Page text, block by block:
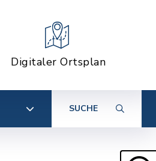
Digitaler Ortsplan
SUCHE